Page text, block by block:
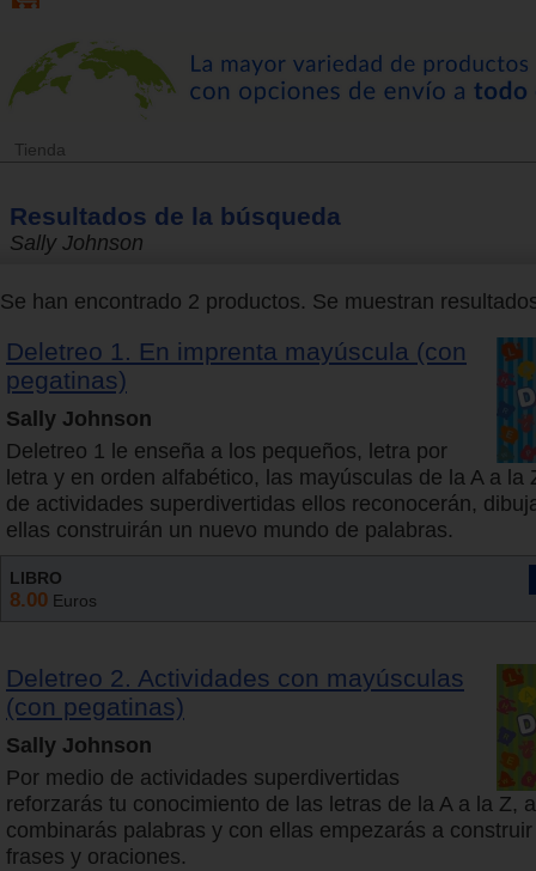
Tienda
Resultados de la búsqueda
Sally Johnson
Se han encontrado 2 productos. Se muestran
Deletreo 1. En imprenta mayúscula (con
pegatinas)
Sally Johnson
Deletreo 1 le enseña a los pequeños, letra por
letra y en orden alfabético, las mayúsculas de la A a la
de actividades superdivertidas ellos reconocerán,
ellas construirán un nuevo mundo de palabras.
LIBRO
8.00 Euros
Deletreo 2. Actividades con mayúsculas
(con pegatinas)
Sally Johnson
Por medio de actividades superdivertidas
reforzarás tu conocimiento de las letras de la A a la Z,
combinarás palabras y con ellas empezarás a
frases y oraciones.